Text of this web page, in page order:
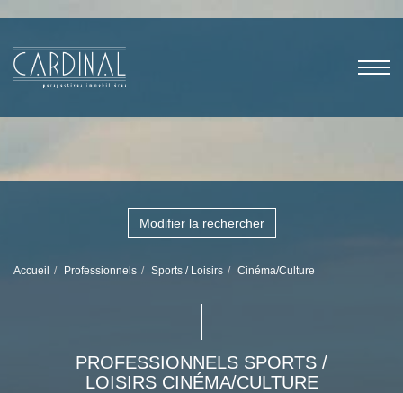
Modifier la rechercher
Accueil Professionnels Sports / Loisirs Cinéma/Culture
PROFESSIONNELS SPORTS /
LOISIRS CINÉMA/CULTURE